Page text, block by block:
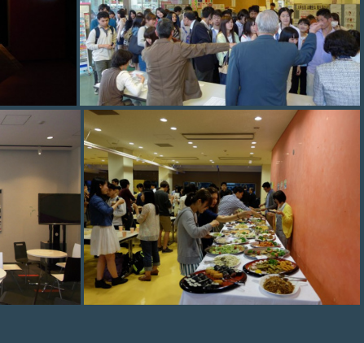
photo (42)